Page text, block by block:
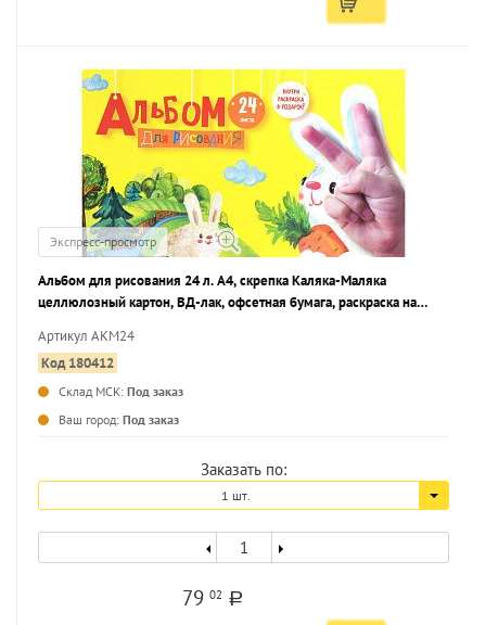
Экспресс-просмотр
Альбом для рисования 24 л. А4, скрепка Каляка-Маляка
целлюлозный картон, ВД-лак, офсетная бумага, раскраска на
Артикул АКМ24
Код 180412
Склад МСК: Под заказ
Ваш город: Под заказ
Заказать по:
1 шт.
7902 a